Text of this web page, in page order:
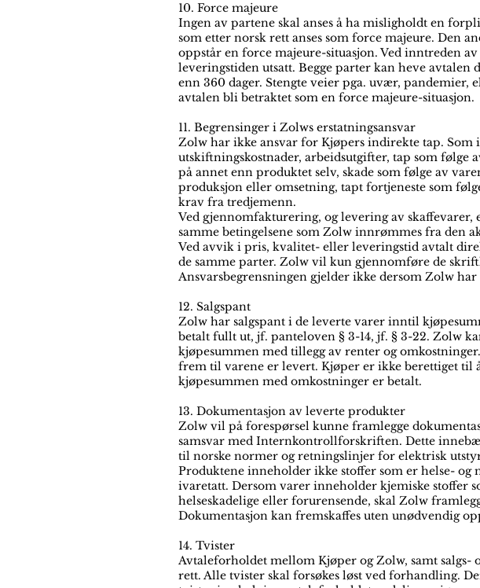
10. Force majeure
Ingen av partene skal anses å ha misligholdt en
som etter norsk rett anses som force majeure. Den
oppstår en force majeure-situasjon. Ved inntreden
leveringstiden utsatt. Begge parter kan heve
enn 360 dager. Stengte veier pga. uvær, pandemier,
avtalen bli betraktet som en force majeure-situasjon.
11. Begrensinger i Zolws erstatningsansvar
Zolw har ikke ansvar for Kjøpers indirekte tap. Som
utskiftningskostnader, arbeidsutgifter, tap som følge
på annet enn produktet selv, skade som følge av
produksjon eller omsetning, tapt fortjeneste som
krav fra tredjemenn.
Ved gjennomfakturering, og levering av skaffevarer,
samme betingelsene som Zolw innrømmes fra den
Ved avvik i pris, kvalitet- eller leveringstid avtalt
de samme parter. Zolw vil kun gjennomføre de
Ansvarsbegrensningen gjelder ikke dersom Zolw
12. Salgspant
Zolw har salgspant i de leverte varer inntil
betalt fullt ut, jf. panteloven § 3-14, jf. § 3-22. Zolw
kjøpesummen med tillegg av renter og
frem til varene er levert. Kjøper er ikke berettiget til
kjøpesummen med omkostninger er betalt.
13. Dokumentasjon av leverte produkter
Zolw vil på forespørsel kunne framlegge
samsvar med Internkontrollforskriften. Dette
til norske normer og retningslinjer for elektrisk
Produktene inneholder ikke stoffer som er helse-
ivaretatt. Dersom varer inneholder kjemiske stoffer
helseskadelige eller forurensende, skal Zolw
Dokumentasjon kan fremskaffes uten unødvendig
14. Tvister
Avtaleforholdet mellom Kjøper og Zolw, samt salgs-
rett. Alle tvister skal forsøkes løst ved forhandling.